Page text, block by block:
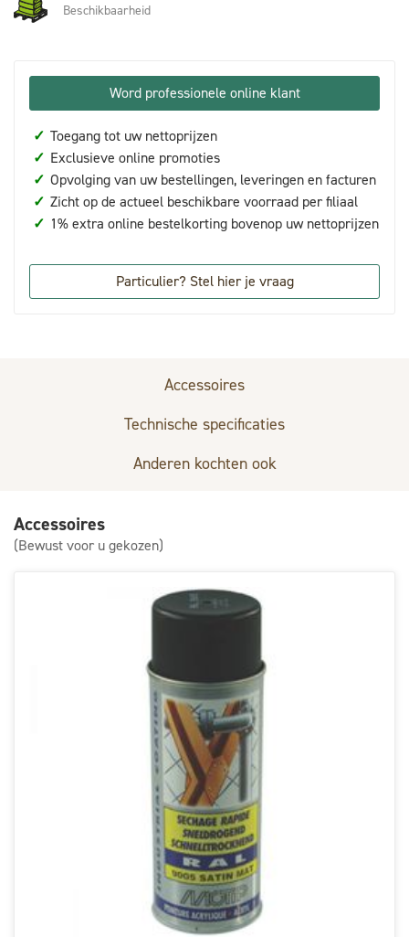
Beschikbaarheid
Word professionele online klant
✓ Toegang tot uw nettoprijzen
✓ Exclusieve online promoties
✓ Opvolging van uw bestellingen, leveringen en facturen
✓ Zicht op de actueel beschikbare voorraad per filiaal
✓ 1% extra online bestelkorting bovenop uw nettoprijzen
Particulier? Stel hier je vraag
Accessoires
Technische specificaties
Anderen kochten ook
Accessoires
(Bewust voor u gekozen)